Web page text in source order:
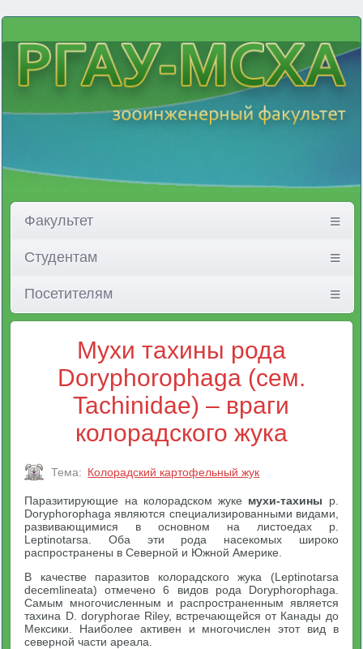
Факультет
Студентам
Посетителям
Мухи тахины рода
Doryphorophaga (сем.
Tachinidae) – враги
колорадского жука
Тема: Колорадский картофельный жук
Паразитирующие на колорадском жуке мухи-тахины p.
Doryphorophaga являются специализированными видами,
развивающимися в основном на листоедах p.
Leptinotarsa. Оба эти рода насекомых широко
распространены в Северной и Южной Америке.
В качестве паразитов колорадского жука (Leptinotarsa
decemlineata) отмечено 6 видов рода Doryphorophaga.
Самым многочисленным и распространенным является
тахина D. doryphorae Riley, встречающейся от Канады до
Мексики. Наиболее активен и многочислен этот вид в
северной части ареала.